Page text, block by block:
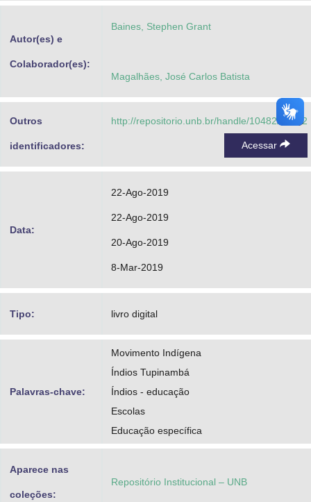
Autor(es) e
Colaborador(es):
Baines, Stephen Grant
Magalhães, José Carlos Batista
Outros
identificadores:
http://repositorio.unb.br/handle/10482/35332
Acessar
Data:
22-Ago-2019
22-Ago-2019
20-Ago-2019
8-Mar-2019
Tipo: livro digital
Palavras-chave:
Movimento Indígena
Índios Tupinambá
Índios - educação
Escolas
Educação específica
Aparece nas
coleções:
Repositório Institucional – UNB